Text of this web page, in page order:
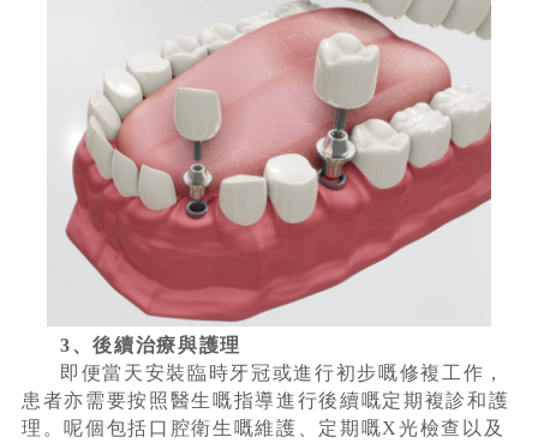
3、後續治療與護理
即便當天安裝臨時牙冠或進行初步嘅修複工作，
患者亦需要按照醫生嘅指導進行後續嘅定期複診和護
理。呢個包括口腔衛生嘅維護、定期嘅X光檢查以及